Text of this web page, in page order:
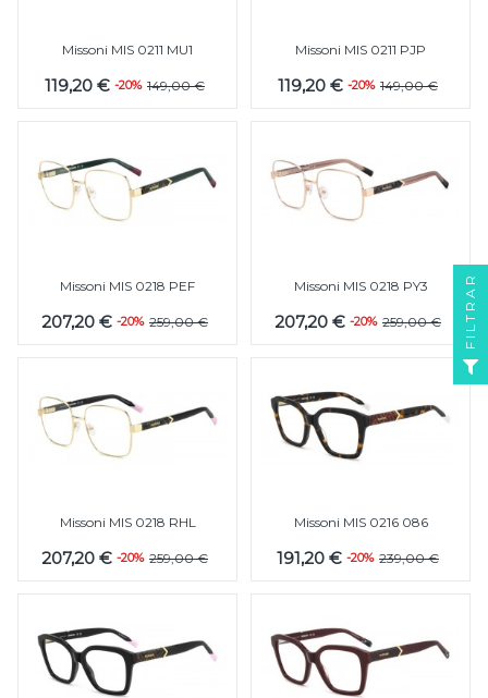
Missoni MIS 0211 MU1
119,20 € -20% 149,00 €
Missoni MIS 0211 PJP
119,20 € -20% 149,00 €
Missoni MIS 0218 PEF
207,20 € -20% 259,00 €
Missoni MIS 0218 PY3
207,20 € -20% 259,00 €
Missoni MIS 0218 RHL
207,20 € -20% 259,00 €
Missoni MIS 0216 086
191,20 € -20% 239,00 €
FILTRAR